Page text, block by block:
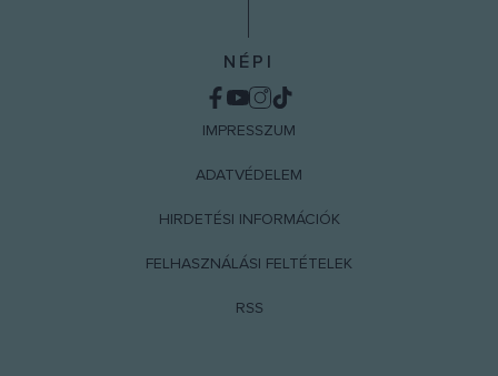
NÉPI
IMPRESSZUM
ADATVÉDELEM
HIRDETÉSI INFORMÁCIÓK
FELHASZNÁLÁSI FELTÉTELEK
RSS